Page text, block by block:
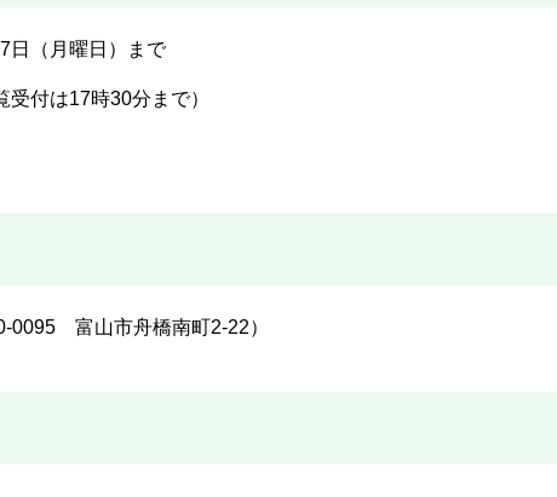
日（月曜日）まで
付は17時30分まで）
富山市舟橋南町2-22）